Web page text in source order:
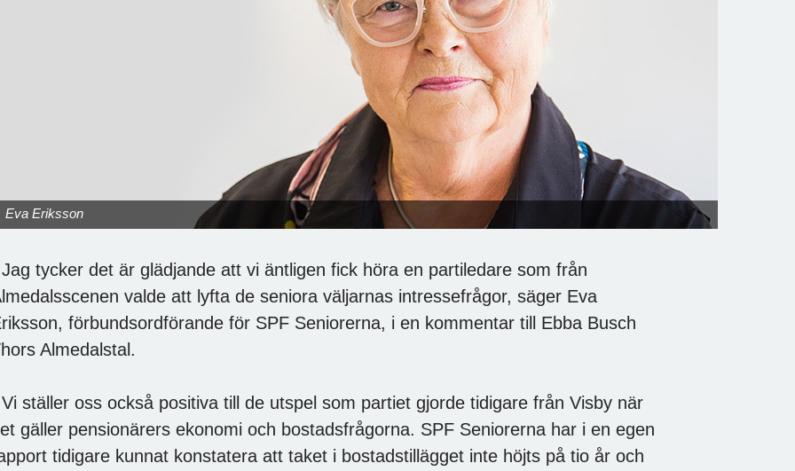
Eva Eriksson
tycker det är glädjande att vi äntligen fick höra en partiledare som från
valde att lyfta de seniora väljarnas intressefrågor, säger Eva
förbundsordförande för SPF Seniorerna, i en kommentar till Ebba Busch
Almedalstal.
ställer oss också positiva till de utspel som partiet gjorde tidigare från Visby när
gäller pensionärers ekonomi och bostadsfrågorna. SPF Seniorerna har i en egen
tidigare kunnat konstatera att taket i bostadstillägget inte höjts på tio år och